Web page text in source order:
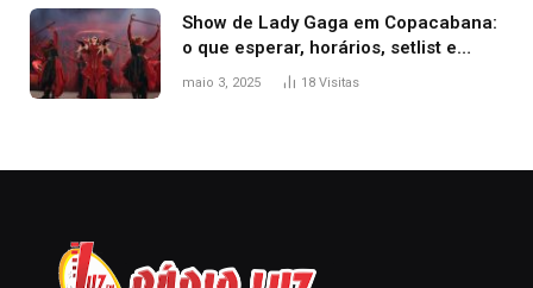
Show de Lady Gaga em Copacabana:
o que esperar, horários, setlist e
onde assistir
maio 3, 2025 18 Visitas